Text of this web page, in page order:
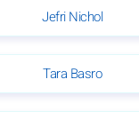
Jefri Nichol
Tara Basro